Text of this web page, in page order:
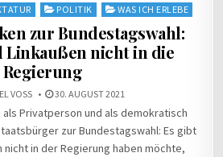
POLITIK WAS ICH ERLEBE
zur Bundestagswahl:
Linkaußen nicht in die
Regierung
VOSS 30. AUGUST 2021
als Privatperson und als demokratisch
zur Bundestagswahl: Es gibt
nicht in der Regierung haben möchte,